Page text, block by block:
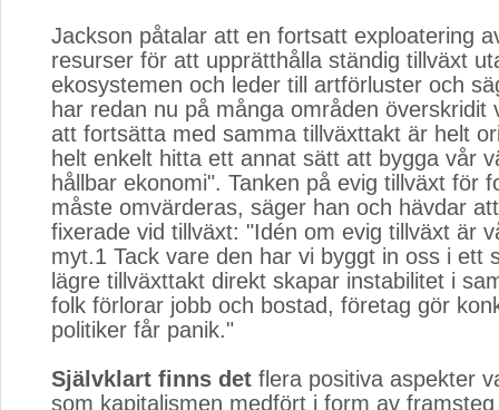
Jackson påtalar att en fortsatt exploatering
resurser för att upprätthålla ständig tillväxt
ekosystemen och leder till artförluster och
har redan nu på många områden överskridit
att fortsätta med samma tillväxttakt är helt
helt enkelt hitta ett annat sätt att bygga vår
hållbar ekonomi". Tanken på evig tillväxt för
måste omvärderas, säger han och hävdar
fixerade vid tillväxt: "Idén om evig tillväxt är
myt.1 Tack vare den har vi byggt in oss i ett
lägre tillväxttakt direkt skapar instabilitet i
folk förlorar jobb och bostad, företag gör
politiker får panik."
Självklart finns det flera positiva aspekter
som kapitalismen medfört i form av